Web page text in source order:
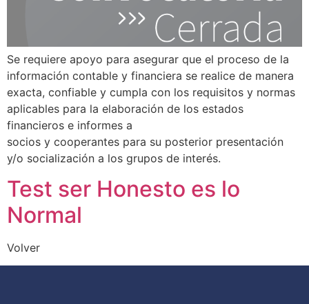
Se requiere apoyo para asegurar que el proceso de la
información contable y financiera se realice de manera
exacta, confiable y cumpla con los requisitos y normas
aplicables para la elaboración de los estados
financieros e informes a
socios y cooperantes para su posterior presentación
y/o socialización a los grupos de interés.
Test ser Honesto es lo
Normal
Volver